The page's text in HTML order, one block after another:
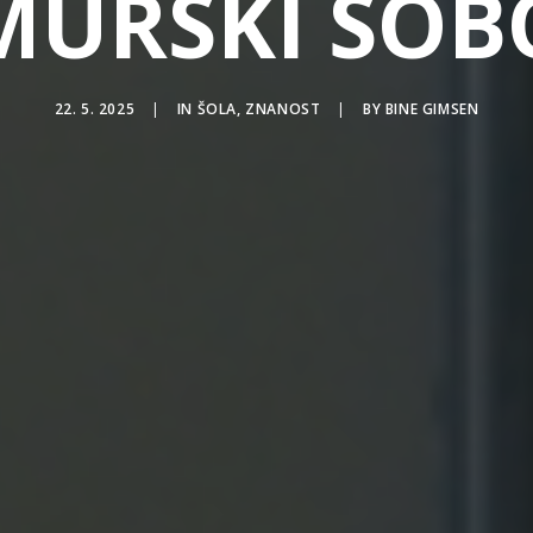
22. 5. 2025 | IN ŠOLA, ZNANOST | BY BINE GIMSEN